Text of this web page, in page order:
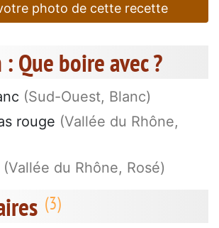
photo de cette recette
Que boire avec ?
(Sud-Ouest, Blanc)
rouge (Vallée du Rhône,
(Vallée du Rhône, Rosé)